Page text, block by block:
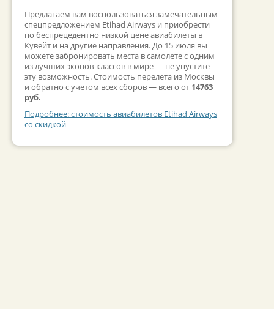
Предлагаем вам воспользоваться замечательным
спецпредложением Etihad Airways и приобрести
по беспрецедентно низкой цене авиабилеты в
Кувейт и на другие направления. До 15 июля вы
можете забронировать места в самолете с одним
из лучших эконов-классов в мире — не упустите
эту возможность. Стоимость перелета из Москвы
и обратно с учетом всех сборов — всего от 14763
руб.
Подробнее: стоимость авиабилетов Etihad Airways
со скидкой